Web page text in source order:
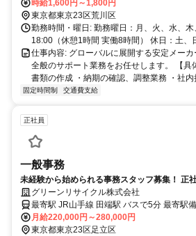
りです
時給1,600円～1,800円
東京都東京23区荒川区
勤務時間・曜日: 勤務曜日：月、火、水、
18:00（休憩1時間 実働8時間） 休日：土、
仕事内容: グローバルに展開する安定メー
全般のサポート業務をお任せします。 【具
書類の作成 ・納期の確認、調整業務 ・社内
固定時間制 交通費支給
正社員
一般事務
未経験から始められる事務スタッフ募集！ 正
務出来ます！ 事務経験不問！
グリーンリサイクル株式会社
最寄駅 JR山手線 田端駅 バスで5分 最寄駅備考 JR田端駅荒川土手行
バスに乗車 宮城都営住宅前下車徒歩5分
月給220,000円～280,000円
東京都東京23区足立区